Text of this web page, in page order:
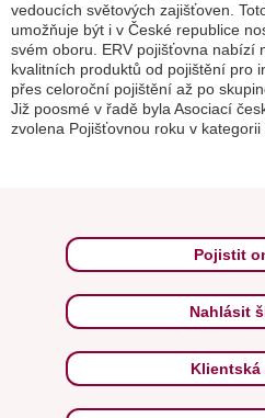
vedoucích světových zajišťoven.
umožňuje být i v České republice
svém oboru. ERV pojišťovna nabízí
kvalitních produktů od pojištění pro
přes celoroční pojištění až po
Již poosmé v řadě byla Asociací
zvolena Pojišťovnou roku v kategorii
Pojistit
Nahlásit
Klientská